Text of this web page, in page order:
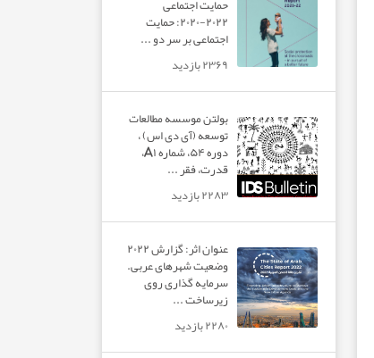
حمایت اجتماعی
۲۰۲۲-۲۰۲۰: حمایت
اجتماعی بر سر دو ...
۲۳۶۹ بازدید
بولتن موسسه مطالعات
توسعه (آی دی اس) ،
دوره ۵۴، شماره A۱،
قدرت، فقر ...
۲۲۸۳ بازدید
عنوان اثر: گزارش ۲۰۲۲
وضعیت شهرهای عربی.
سرمایه گذاری روی
زیرساخت ...
۲۲۸۰ بازدید